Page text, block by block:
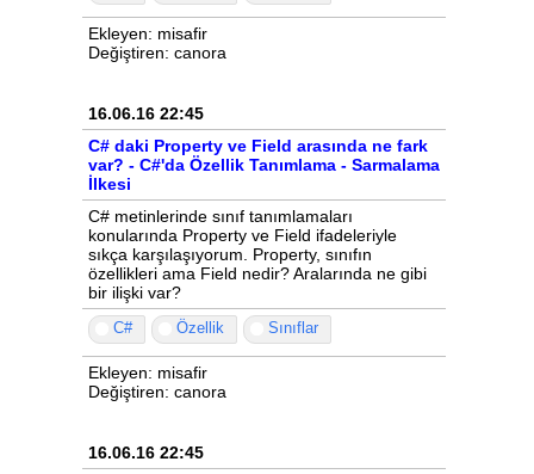
Ekleyen: misafir
Değiştiren: canora
16.06.16 22:45
C# daki Property ve Field arasında ne fark
var? - C#'da Özellik Tanımlama - Sarmalama
İlkesi
C# metinlerinde sınıf tanımlamaları
konularında Property ve Field ifadeleriyle
sıkça karşılaşıyorum. Property, sınıfın
özellikleri ama Field nedir? Aralarında ne gibi
bir ilişki var?
C# Özellik Sınıflar
Ekleyen: misafir
Değiştiren: canora
16.06.16 22:45